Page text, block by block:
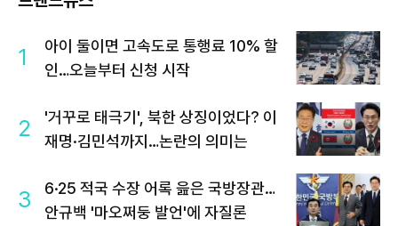
1
아이 둘이면 고속도로 통행료 10% 할
인…오늘부터 신청 시작
2
'거꾸로 태극기', 북한 상징이었다? 이
재명·김민석까지…논란의 의미는
3
6·25 적국 수장 어록 읊은 국방장관…
안규백 '마오쩌둥 발언'에 자질론